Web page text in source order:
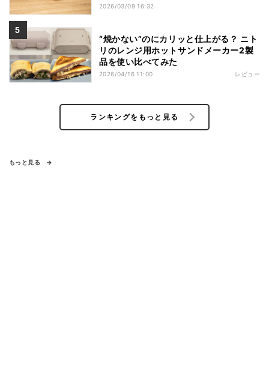
2026/03/09 16:32
“焼かない”のにカリッと仕上がる？ ニト
リのレンジ用ホットサンドメーカー2製
品を使い比べてみた
2026/04/16 11:00 レビュー
ランキングをもっと見る
もっと見る